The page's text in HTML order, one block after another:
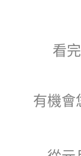
看
有機會